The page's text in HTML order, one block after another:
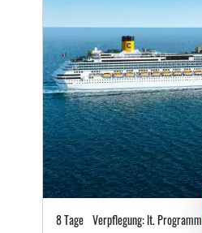
8 Tage Verpflegung: lt. Programm